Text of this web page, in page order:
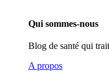
Qui sommes-nous
Blog de santé qui
A propos